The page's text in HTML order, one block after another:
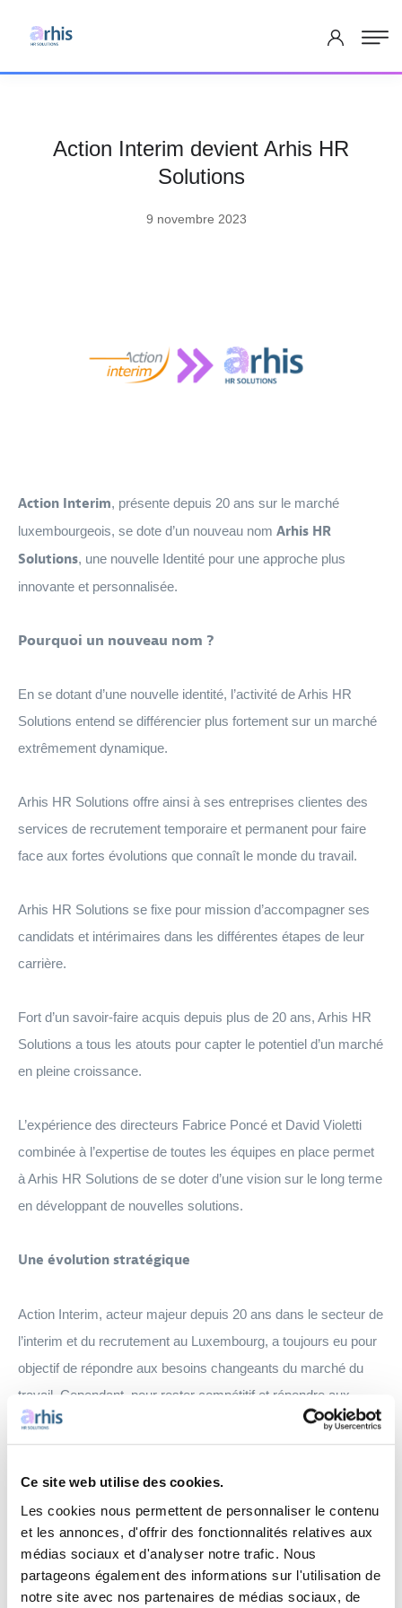
Ce site web utilise des cookies.
Les cookies nous permettent de personnaliser le contenu
et les annonces, d'offrir des fonctionnalités relatives aux
médias sociaux et d'analyser notre trafic. Nous
partageons également des informations sur l'utilisation de
notre site avec nos partenaires de médias sociaux, de
Action Interim devient Arhis HR
Solutions
9 novembre 2023
Action Interim, présente depuis 20 ans sur le marché
luxembourgeois, se dote d’un nouveau nom Arhis HR
Solutions, une nouvelle Identité pour une approche plus
innovante et personnalisée.
Pourquoi un nouveau nom ?
En se dotant d’une nouvelle identité, l’activité de Arhis HR
Solutions entend se différencier plus fortement sur un marché
extrêmement dynamique.
Arhis HR Solutions offre ainsi à ses entreprises clientes des
services de recrutement temporaire et permanent pour faire
face aux fortes évolutions que connaît le monde du travail.
Arhis HR Solutions se fixe pour mission d’accompagner ses
candidats et intérimaires dans les différentes étapes de leur
carrière.
Fort d’un savoir-faire acquis depuis plus de 20 ans, Arhis HR
Solutions a tous les atouts pour capter le potentiel d’un marché
en pleine croissance.
L’expérience des directeurs Fabrice Poncé et David Violetti
combinée à l’expertise de toutes les équipes en place permet
à Arhis HR Solutions de se doter d’une vision sur le long terme
en développant de nouvelles solutions.
Une évolution stratégique
Action Interim, acteur majeur depuis 20 ans dans le secteur de
l’interim et du recrutement au Luxembourg, a toujours eu pour
objectif de répondre aux besoins changeants du marché du
travail. Cependant, pour rester compétitif et répondre aux
attentes croissantes des entreprises et des travailleurs,
l'entreprise a décidé de repenser sa stratégie et sa marque.
Arhis HR Solutions incarne une évolution claire. En
choisissant ce nouveau nom, l'entreprise souhaite mettre en
avant son engagement envers des solutions RH plus
complètes et personnalisées. Cette transition reflète son désir